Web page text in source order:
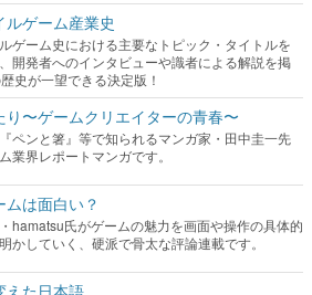
〜ゲームクリエイターの青春〜
ペンと箸』等で知られるマンガ家・田中圭一先
業界レポートマンガです。
ムは面白い？
hamatsu氏がゲームの魅力を画面や操作の具体的
かしていく、硬派で骨太な評論連載です。
えた日本語
技」「ラスボス」… ゲームにまつわる言葉の起
を、コンピューター文化史研究家・タイニーP氏